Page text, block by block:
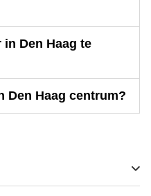
Den Haag te
Den Haag centrum?